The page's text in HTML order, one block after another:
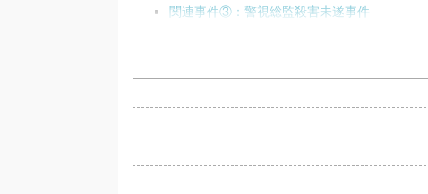
関連事件③：警視総監殺害未遂事件